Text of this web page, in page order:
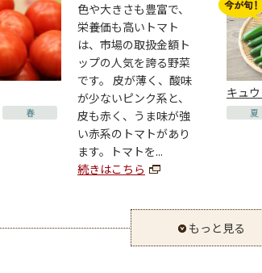
春
色や大きさも豊富で、
栄養価も高いトマト
は、市場の取扱金額ト
ップの人気を誇る野菜
です。 皮が薄く、酸味
が少ないピンク系と、
皮も赤く、うま味が強
い赤系のトマトがあり
ます。トマトを...
続きはこちら
キュウ
夏
もっと見る